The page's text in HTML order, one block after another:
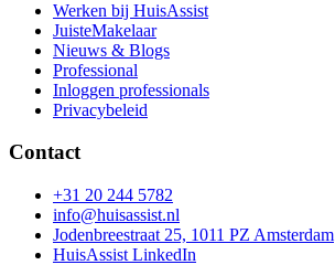
Werken bij HuisAssist
JuisteMakelaar
Nieuws & Blogs
Professional
Inloggen professionals
Privacybeleid
Contact
+31 20 244 5782
info@huisassist.nl
Jodenbreestraat 25, 1011 PZ Amsterdam
HuisAssist LinkedIn